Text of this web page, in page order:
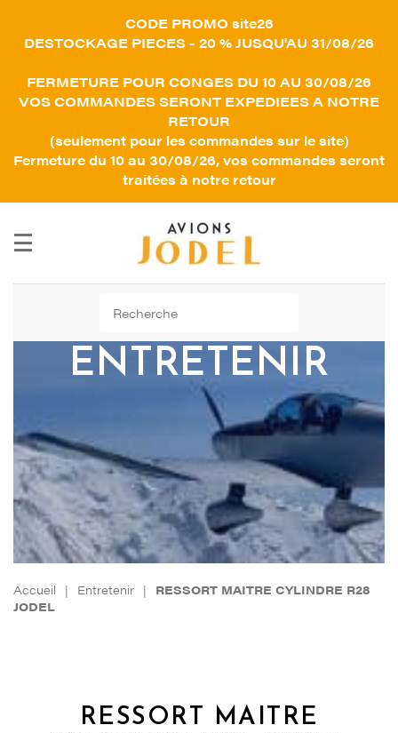
CODE PROMO site26
DESTOCKAGE PIECES - 20 % JUSQU'AU 31/08/26
FERMETURE POUR CONGES DU 10 AU 30/08/26
VOS COMMANDES SERONT EXPEDIEES A NOTRE
RETOUR
(seulement pour les commandes sur le site)
Fermeture du 10 au 30/08/26, vos commandes seront
traitées à notre retour
ENTRETENIR
Accueil | Entretenir |
RESSORT MAITRE CYLINDRE R28
JODEL
RESSORT MAITRE